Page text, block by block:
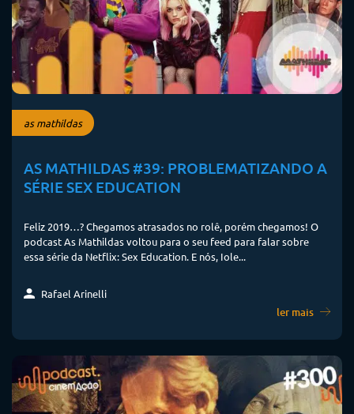
as mathildas
AS MATHILDAS #39: PROBLEMATIZANDO A
SÉRIE SEX EDUCATION
Feliz 2019…? Chegamos atrasados no rolê, porém chegamos! O
podcast As Mathildas voltou para o seu feed para falar sobre
essa série da Netflix: Sex Education. E nós, Iole...
Rafael Arinelli
ler mais